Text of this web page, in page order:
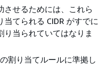
させるためには、これら
当てられる CIDR がすでに
り当られていてはなりま
割り当てルールに準拠し